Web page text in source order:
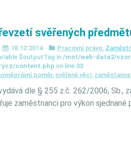
svěřených
18.12.2014 Pracovní právo,
$outputTag in/mnt/web-data2/
content.php on line 33
poměr, svěřené věci,
dle § 255 z.č. 262/2006, Sb.,
zaměstnanci pro výkon